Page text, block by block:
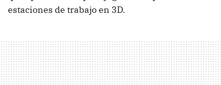
estaciones de trabajo en 3D.